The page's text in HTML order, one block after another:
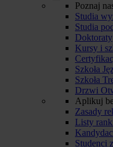
Poznaj
Studia
Studia
Doktoraty
Kursy i
Szkoła
Szkoła
Drzwi
Aplikuj
Zasady
Listy
Studenci